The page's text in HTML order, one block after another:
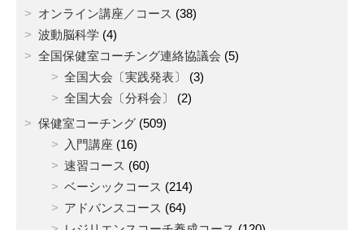
オンライン講座／コース (38)
波動脳科学 (4)
全国保健室コーチング連絡協議会 (5)
全国大会〔実践発表〕
(3)
全国大会〔分科会〕
(2)
保健室コーチング(509)
入門講座 (16)
速習コース (60)
ベーシックコース (214)
アドバンスコース (64)